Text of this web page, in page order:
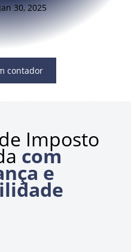
30, 2025
contador
Imposto
com
e